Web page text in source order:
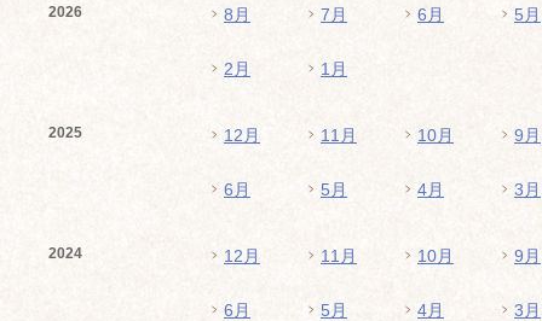
2026 8月 7月 6月 5月
2月 1月
2025 12月 11月 10月 9月
6月 5月 4月 3月
2024 12月 11月 10月 9月
6月 5月 4月 3月